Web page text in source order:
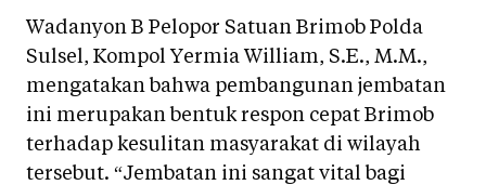
Wadanyon B Pelopor Satuan Brimob Polda
Sulsel, Kompol Yermia William, S.E., M.M.,
mengatakan bahwa pembangunan jembatan
ini merupakan bentuk respon cepat Brimob
terhadap kesulitan masyarakat di wilayah
tersebut. “Jembatan ini sangat vital bagi